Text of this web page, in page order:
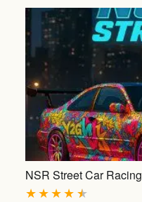
NSR Street Car Racing
★
★
★
★
★